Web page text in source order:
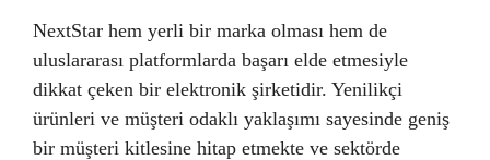
NextStar hem yerli bir marka olması hem de
uluslararası platformlarda başarı elde etmesiyle
dikkat çeken bir elektronik şirketidir. Yenilikçi
ürünleri ve müşteri odaklı yaklaşımı sayesinde geniş
bir müşteri kitlesine hitap etmekte ve sektörde